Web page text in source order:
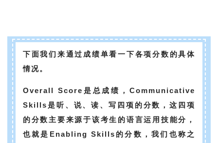
下面我们来通过成绩单看一下各项分数的具体
情况。
Overall Score是总成绩，Communicative
Skills是听、说、读、写四项的分数，这四项
的分数主要来源于该考生的语言运用技能分，
也就是Enabling Skills的分数，我们也称之